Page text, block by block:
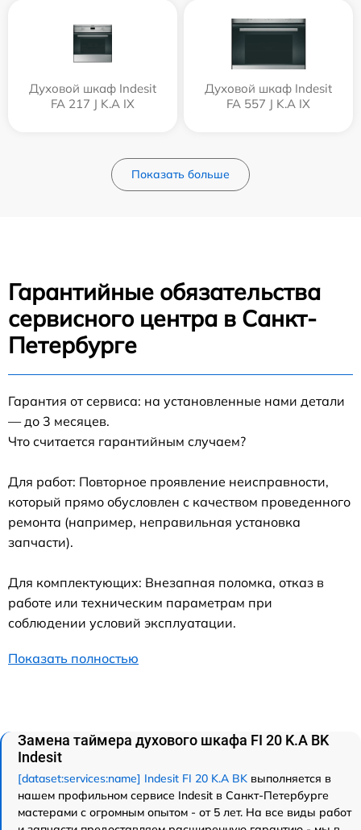
Духовой шкаф Indesit
FA 217 J K.A IX
Духовой шкаф Indesit
FA 557 J K.A IX
Показать больше
Гарантийные обязательства
сервисного центра в Санкт-
Петербурге
Гарантия от сервиса: на установленные нами детали
— до 3 месяцев.
Что считается гарантийным случаем?
Для работ: Повторное проявление неисправности,
который прямо обусловлен с качеством проведенного
ремонта (например, неправильная установка
запчасти).
Для комплектующих: Внезапная поломка, отказ в
работе или техническим параметрам при
соблюдении условий эксплуатации.
Показать полностью
Замена таймера духового шкафа FI 20 K.A BK
Indesit
[dataset:services:name] Indesit FI 20 K.A BK выполняется в
нашем профильном сервисе Indesit в Санкт-Петербурге
мастерами с огромным опытом - от 5 лет. На все виды работ